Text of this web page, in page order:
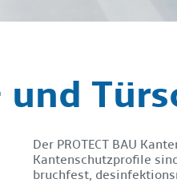
Der PROTECT BAU
Kantenschutzprofile
bruchfest,